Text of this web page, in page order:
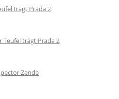
trägt Prada 2
Teufel trägt Prada 2
Zende